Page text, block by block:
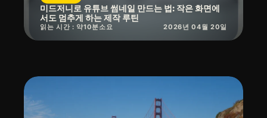
미드저니로 유튜브 썸네일 만드는 법: 작은 화면에
서도 멈추게 하는 제작 루틴
읽는 시간 : 약10분소요 2026년 04월 20일